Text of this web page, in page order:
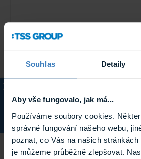
Souhlas Detaily
Aby vše fungovalo, jak má...
Používáme soubory cookies.
správné fungování našeho webu,
poznat, co Vás na našich
je můžeme průběžně zlepšovat.
KATALOG
Kabel určený pro připojení požárně
HSP kab 4x1,5